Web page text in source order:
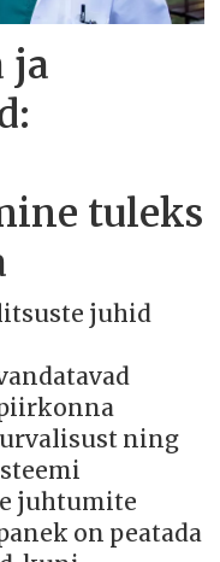
ja
tuleks
juhid
ning
juhtumite
on peatada